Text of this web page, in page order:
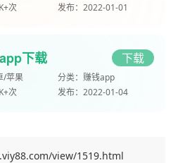
次 发布： 2022-01-01
下载 下载
/苹果 分类： 赚钱app
次 发布： 2022-01-04
view/1519.html